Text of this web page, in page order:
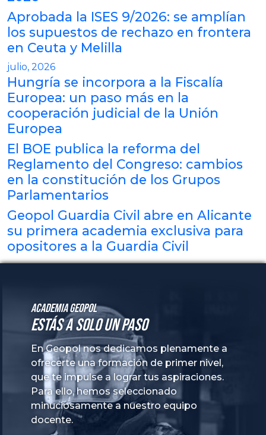
Aprobada la ISES 9/2026: se amplían
los supuestos de rechazo en frontera
en Ceuta y Melilla
julio, 2026
Hungría se incorpora a la Fiscalía
Europea: un paso más en la
cooperación judicial de la Unión
Europea
El BOE publica la reforma del
Reglamento del Congreso: cambios
en la constitución de los Grupos
Parlamentarios
Geopol Guardia Civil abre en Alicante
su primera academia exclusiva para
opositores a la Guardia Civil
Academia GeoPol
Estás a solo un paso
En Geopol nos dedicamos plenamente a
ofrecerte una formación de primer nivel,
que te impulse a lograr tus aspiraciones.
Para ello, hemos seleccionado
minuciosamente a nuestro equipo
docente.